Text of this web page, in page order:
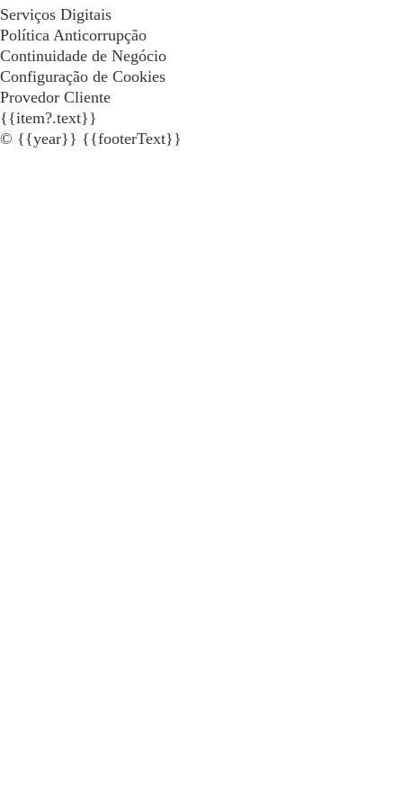
Serviços Digitais
Política Anticorrupção
Continuidade de Negócio
Configuração de Cookies
Provedor Cliente
{{item?.text}}
© {{year}} {{footerText}}